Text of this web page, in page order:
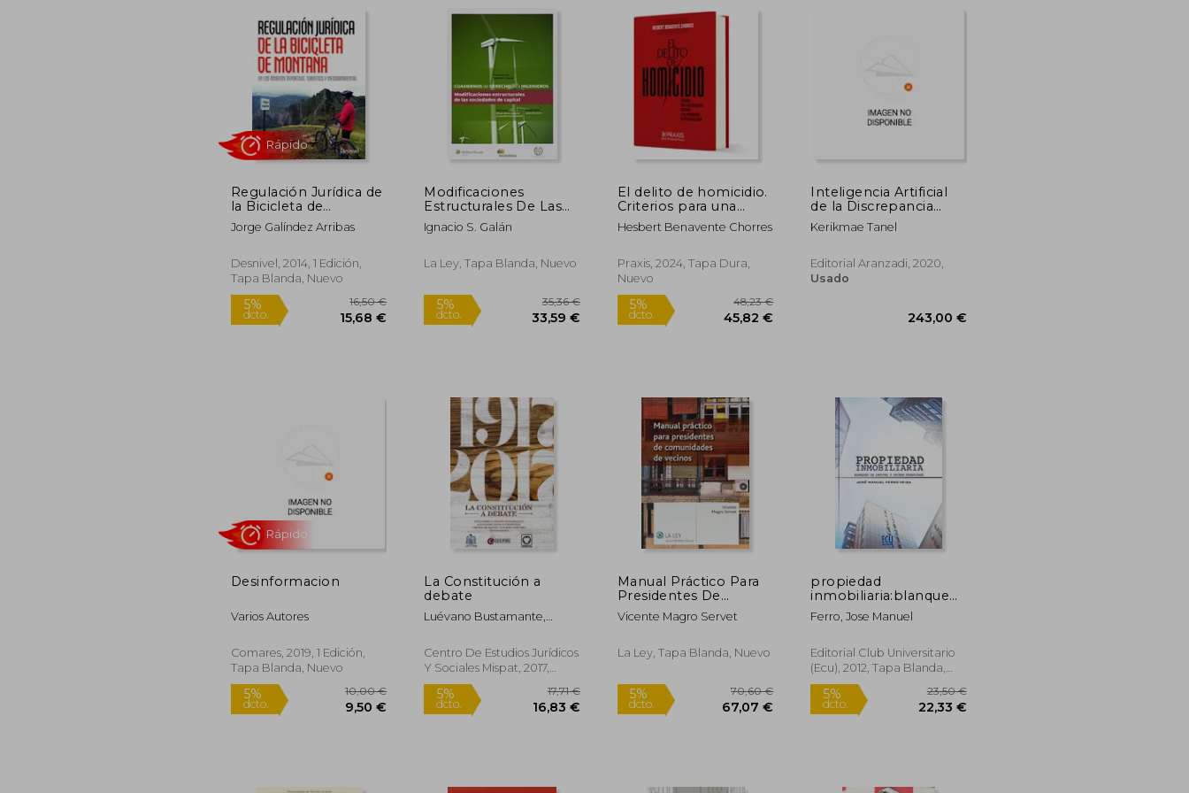
14,21 €
32,65 €
31,01 €
30,00 €
28,50 €
Regulación Jurídica de
la Bicicleta de
Montaña en los
Ámbitos Deprotivo,
Medioambiental
(Manuales (Desnivel))
Jorge Galíndez Arribas
Desnivel, 2014, 1 Edición,
Tapa Blanda, Nuevo
dcto.
16,50 €
15,68 €
Modificaciones
Estructurales De Las
Sociedades De Capital
(Cuadernos de
ingenieros)
Ignacio S. Galán
La Ley, Tapa Blanda, Nuevo
dcto.
35,36 €
33,59 €
El delito de homicidio.
Criterios para una
imputación concreta y
su investigación en el
Hesbert Benavente Chorres
Praxis, 2024, Tapa Dura,
Nuevo
5%
dcto.
48,23 €
45,82 €
Inteligencia Artificial
de la Discrepancia
Regional a Regla
Kerikmae Tanel
Editorial Aranzadi, 2020,
Usado
Desinformacion
Varios Autores
Comares, 2019, 1 Edición,
Tapa Blanda, Nuevo
La Constitución a
debate
Luévano Bustamante,
Alejandro, Navarro
Sánchez, Urenda Queletzú
(Coord.)
Centro De Estudios Jurídicos
Y Sociales Mispat, 2017,
Tapa Blanda, Nuevo
Manual Práctico Para
Presidentes De
Comunidades De
Vecinos
Vicente Magro Servet
La Ley, Tapa Blanda, Nuevo
propiedad
inmobiliaria:blanqueo
capital y crimen
organizado
Ferro, Jose Manuel
Editorial Club Universitario
(ecu), 2012, Tapa Blanda,
Nuevo